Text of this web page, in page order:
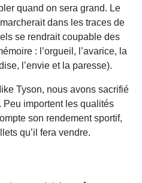
quand on sera grand. Le
dans les traces de
se rendrait coupable des
: l’orgueil, l’avarice, la
l’envie et la paresse).
Tyson, nous avons sacrifié
Peu importent les qualités
son rendement sportif,
qu’il fera vendre.